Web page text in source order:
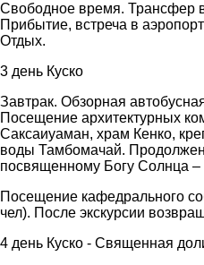
Свободное время. Трансфер
Прибытие, встреча в
Отдых.
3 день Куско
Завтрак. Обзорная
Посещение архитектурных
Саксаиуаман, храм Кенко,
воды Тамбомачай.
посвященному Богу Солнца –
Посещение кафедрального
чел). После экскурсии
4 день Куско - Священная